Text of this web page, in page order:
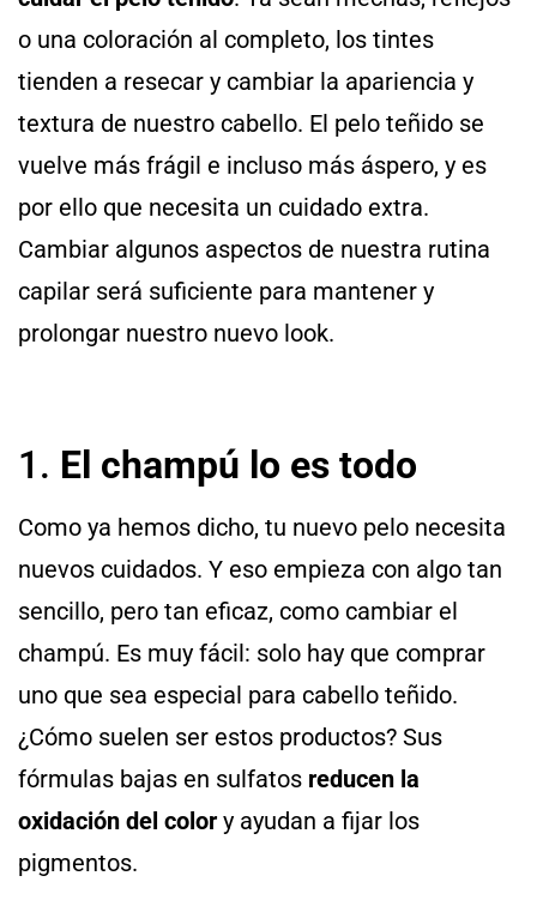
o una coloración al completo, los tintes
tienden a resecar y cambiar la apariencia y
textura de nuestro cabello. El pelo teñido se
vuelve más frágil e incluso más áspero, y es
por ello que necesita un cuidado extra.
Cambiar algunos aspectos de nuestra rutina
capilar será suficiente para mantener y
prolongar nuestro nuevo look.
1. El champú lo es todo
Como ya hemos dicho, tu nuevo pelo necesita
nuevos cuidados. Y eso empieza con algo tan
sencillo, pero tan eficaz, como cambiar el
champú. Es muy fácil: solo hay que comprar
uno que sea especial para cabello teñido.
¿Cómo suelen ser estos productos? Sus
fórmulas bajas en sulfatos reducen la
oxidación del color y ayudan a fijar los
pigmentos.